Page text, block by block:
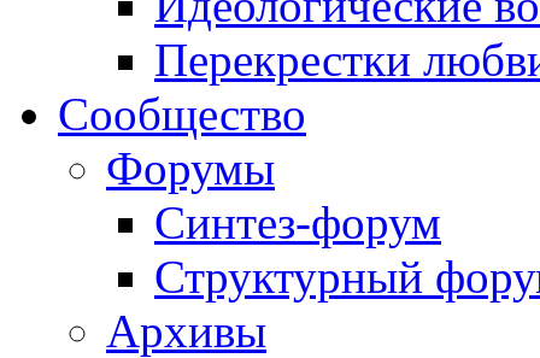
Перекрестки
Сообщество
Форумы
Синтез-форум
Структурный
Архивы